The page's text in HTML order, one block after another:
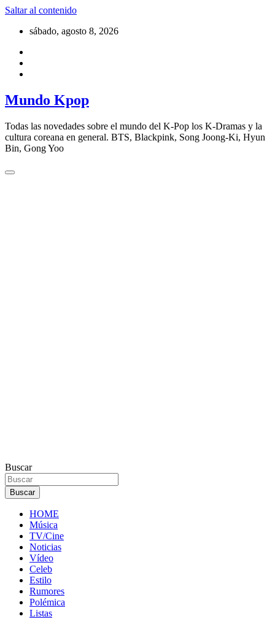
Saltar al contenido
sábado, agosto 8, 2026
Mundo Kpop
Todas las novedades sobre el mundo del K-Pop los K-Dramas y la
cultura coreana en general. BTS, Blackpink, Song Joong-Ki, Hyun
Bin, Gong Yoo
Buscar
Buscar
HOME
Música
TV/Cine
Noticias
Vídeo
Celeb
Estilo
Rumores
Polémica
Listas